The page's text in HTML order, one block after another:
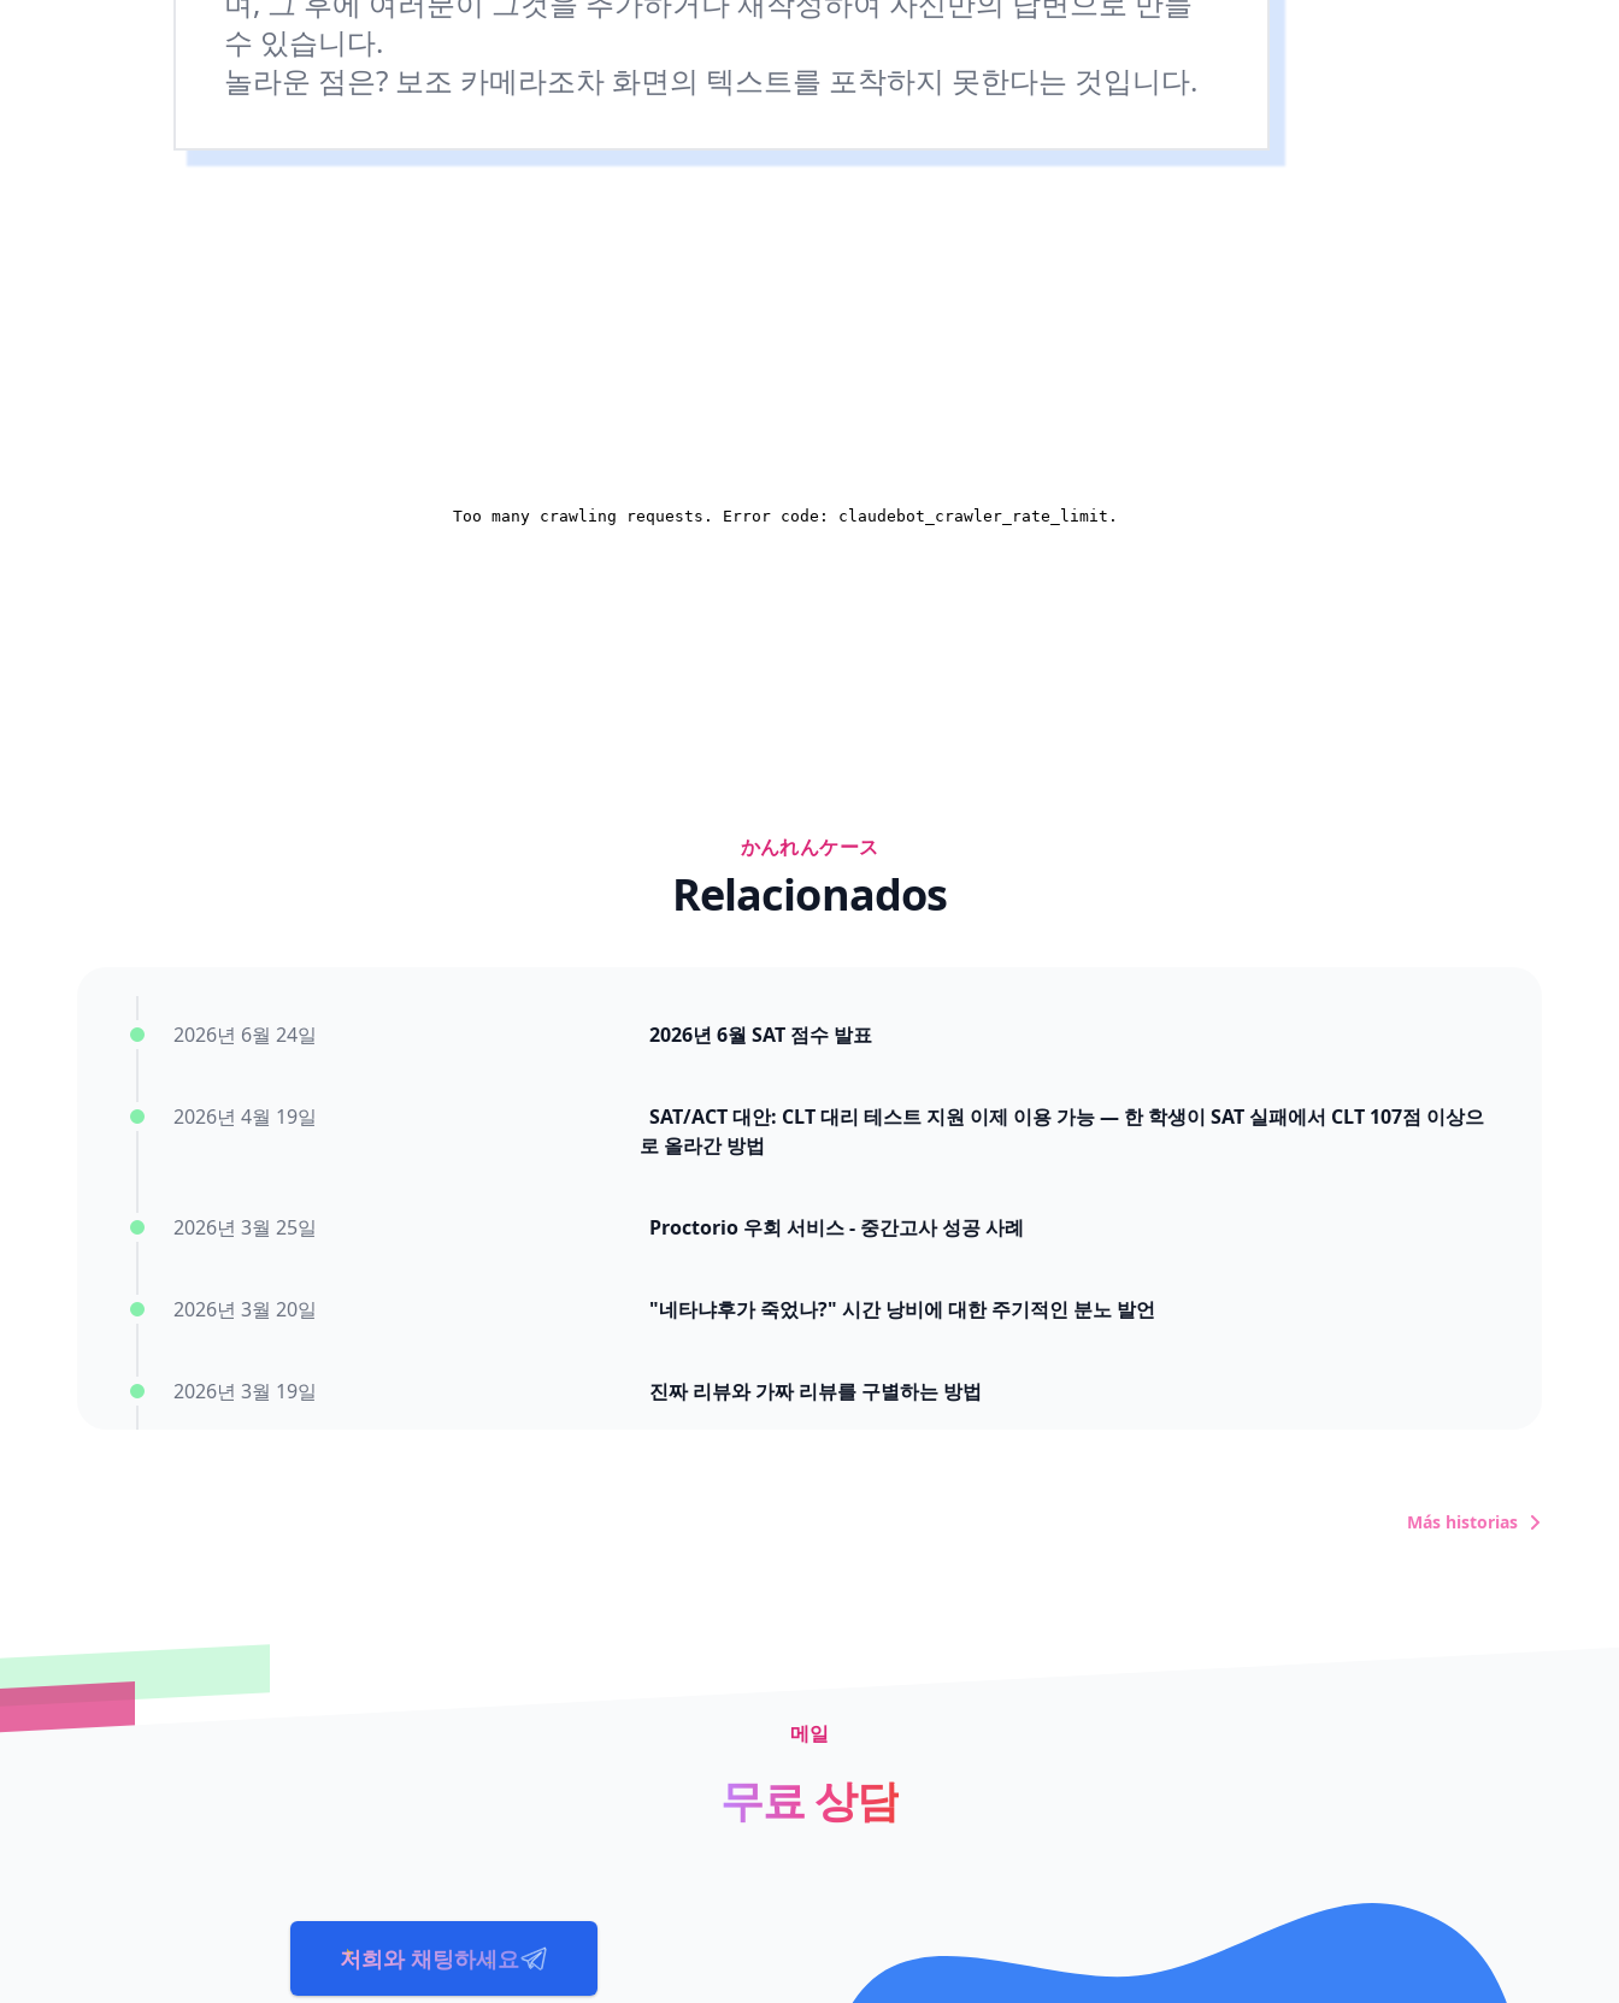
수 있습니다.
놀라운 점은? 보조 카메라조차 화면의 텍스트를 포착하지 못한다는 것입니다.
かんれんケース
Relacionados
2026년 6월 SAT 점수 발표
2026년 6월 24일
SAT/ACT 대안: CLT 대리 테스트 지원 이제 이용 가능 — 한 학생이 SAT 실패에서 CLT 107점 이상으
로 올라간 방법
2026년 4월 19일
Proctorio 우회 서비스 - 중간고사 성공 사례
2026년 3월 25일
"네타냐후가 죽었나?" 시간 낭비에 대한 주기적인 분노 발언
2026년 3월 20일
진짜 리뷰와 가짜 리뷰를 구별하는 방법
2026년 3월 19일
Más historias
메일
무료 상담
저희와 채팅하세요